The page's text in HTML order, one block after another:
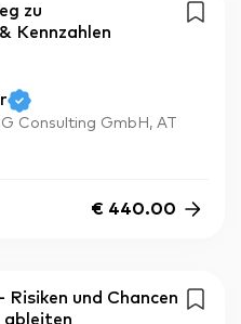
zu
Kennzahlen
Consulting GmbH, AT
€ 440.00
und Chancen
ableiten